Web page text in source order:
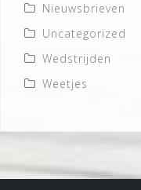
Nieuwsbrieven
Uncategorized
Wedstrijden
Weetjes